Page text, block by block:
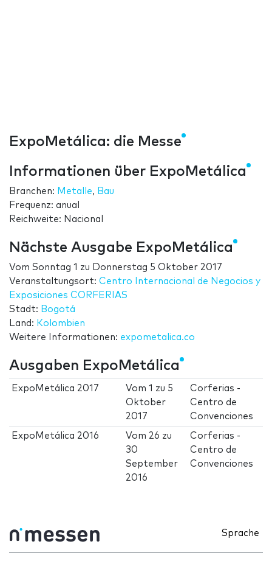
ExpoMetálica: die Messe
Informationen über ExpoMetálica
Branchen: Metalle, Bau
Frequenz: anual
Reichweite: Nacional
Nächste Ausgabe ExpoMetálica
Vom Sonntag 1 zu Donnerstag 5 Oktober 2017
Veranstaltungsort: Centro Internacional de Negocios y
Exposiciones CORFERIAS
Stadt: Bogotá
Land: Kolombien
Weitere Informationen: expometalica.co
Ausgaben ExpoMetálica
ExpoMetálica 2017 Vom1 zu 5
Oktober
2017
Corferias -
Centro de
Convenciones
ExpoMetálica 2016 Vom 26 zu
30
September
2016
Corferias -
Centro de
Convenciones
Sprache